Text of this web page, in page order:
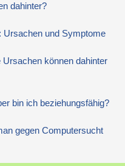
dahinter?
Ursachen und Symptome
können dahinter
bin ich beziehungsfähig?
gegen Computersucht